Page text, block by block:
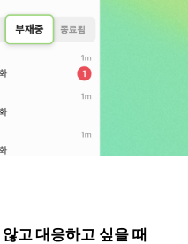
고 대응하고 싶을 때